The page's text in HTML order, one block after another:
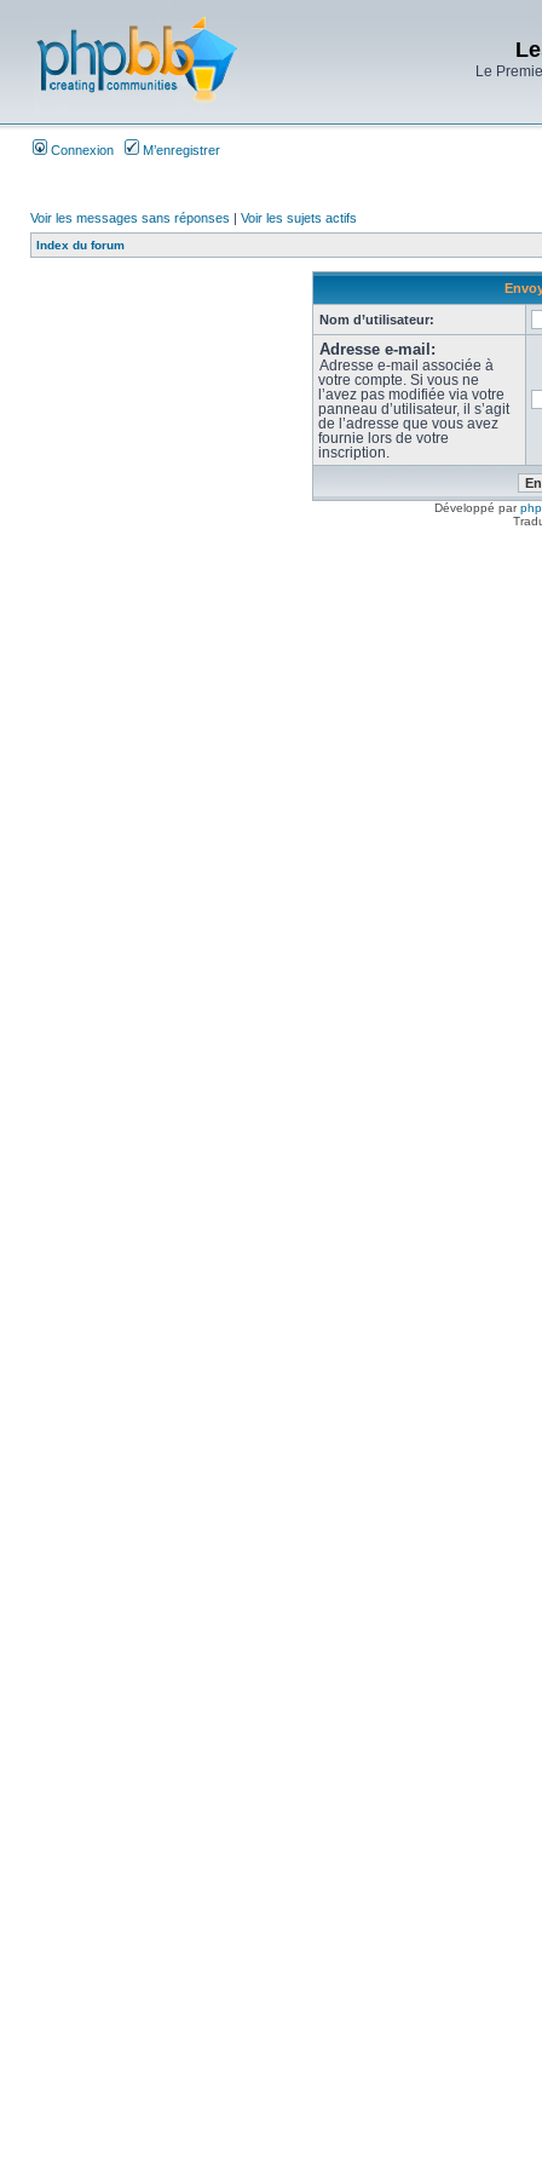
Le
Connexion M’enregistrer
Voir les messages sans réponses | Voir les sujets actifs
Index du forum
Nom d’utilisateur:
Adresse e-mail:
Adresse e-mail associée à
votre compte. Si vous ne
l’avez pas modifiée via votre
panneau d’utilisateur, il s’agit
de l’adresse que vous avez
fournie lors de votre
inscription.
Développé par